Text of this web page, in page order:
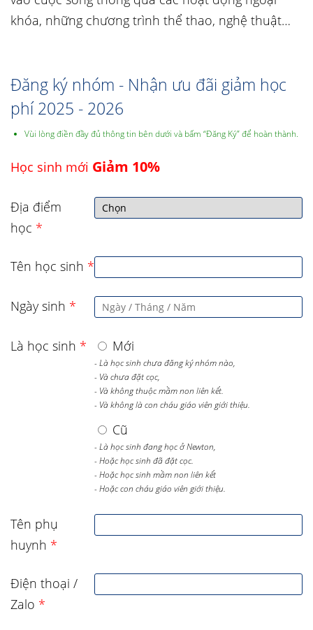
khóa, những chương trình thể thao, nghệ thuật…
Đăng ký nhóm - Nhận ưu đãi giảm học
phí 2025 - 2026
Vùi lòng điền đầy đủ thông tin bên dưới và bấm “Đăng Ký” để hoàn thành.
Học sinh mới Giảm 10%
Địa điểm
học *
Tên học sinh *
Ngày sinh *
Là học sinh * Mới
- Là học sinh chưa đăng ký nhóm nào,
- Và chưa đặt cọc,
- Và không thuộc mầm non liên kết.
- Và không là con cháu giáo viên giới thiệu.
Cũ
- Là học sinh đang học ở Newton,
- Hoặc học sinh đã đặt cọc.
- Hoặc học sinh mầm non liên kết
- Hoặc con cháu giáo viên giới thiệu.
Tên phụ
huynh *
Điện thoại /
Zalo *